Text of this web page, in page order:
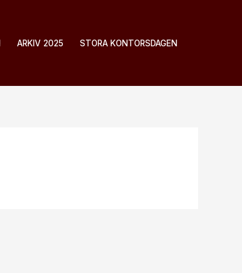
ARKIV 2025 STORA KONTORSDAGEN